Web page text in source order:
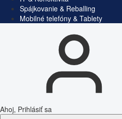
Spájkovanie & Reballing
Mobilné telefóny & Tablety
Ahoj, Prihlásiť sa